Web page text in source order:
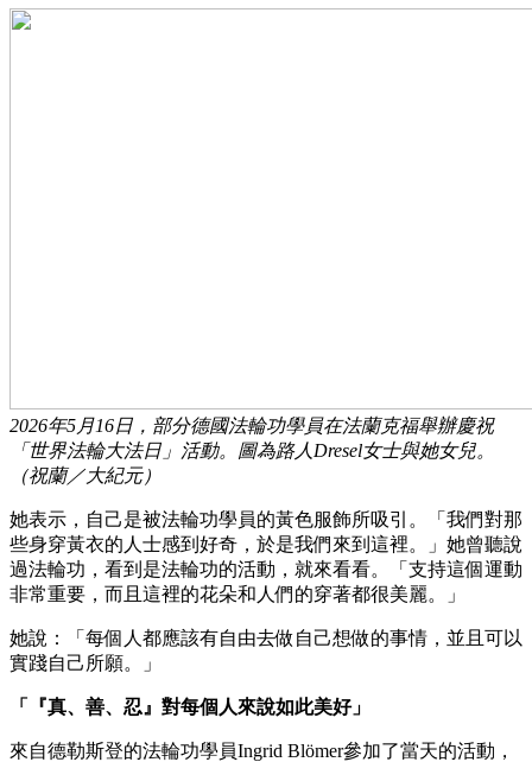
2026年5月16日，部分德國法輪功學員在法蘭克福舉辦慶祝
「世界法輪大法日」活動。圖為路人Dresel女士與她女兒。
（祝蘭／大紀元）
她表示，自己是被法輪功學員的黃色服飾所吸引。「我們對那
些身穿黃衣的人士感到好奇，於是我們來到這裡。」她曾聽說
過法輪功，看到是法輪功的活動，就來看看。「支持這個運動
非常重要，而且這裡的花朵和人們的穿著都很美麗。」
她說：「每個人都應該有自由去做自己想做的事情，並且可以
實踐自己所願。」
「『真、善、忍』對每個人來說如此美好」
來自德勒斯登的法輪功學員Ingrid Blömer參加了當天的活動，